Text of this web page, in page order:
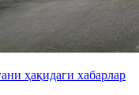
ҳақидаги хабарлар